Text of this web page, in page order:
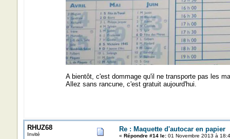
A bientôt, c'est dommage qu'il ne transporte pas les
Allez sans rancune, c'est gratuit aujourd'hui.
RHUZ68
Invité
Re : Maquette d'autocar en papier
« Répondre #14 le:01 Novembre 2013 à